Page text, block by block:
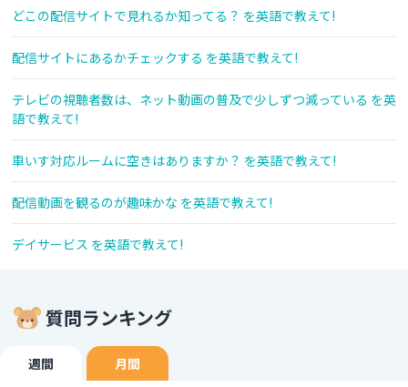
どこの配信サイトで見れるか知ってる？ を英語で教えて!
配信サイトにあるかチェックする を英語で教えて!
テレビの視聴者数は、ネット動画の普及で少しずつ減っている を英
語で教えて!
車いす対応ルームに空きはありますか？ を英語で教えて!
配信動画を観るのが趣味かな を英語で教えて!
デイサービス を英語で教えて!
質問ランキング
週間 月間